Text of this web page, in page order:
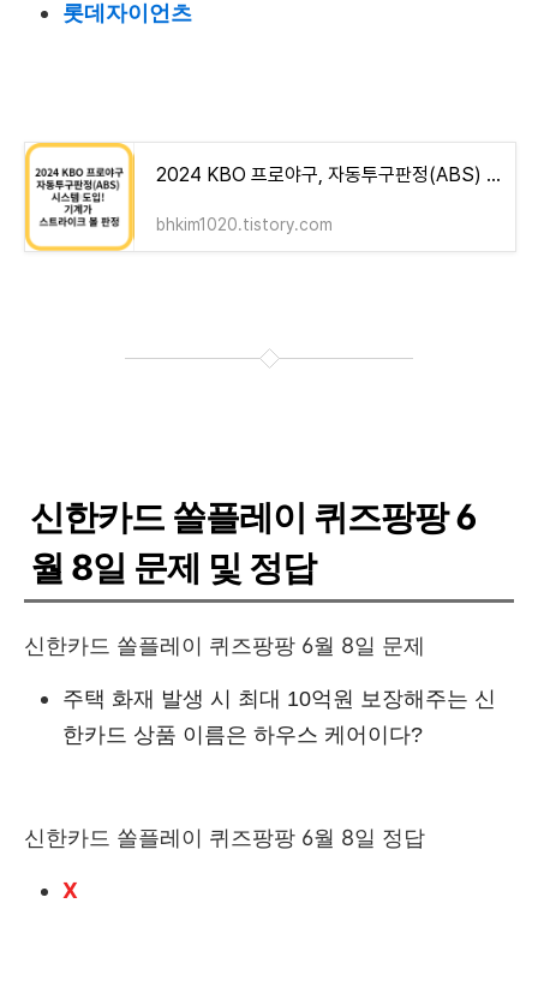
롯데자이언츠
2024 KBO 프로야구, 자동투구판정(ABS) 시스템 도입! 기계가 스트라이크 볼 판정
bhkim1020.tistory.com
신한카드 쏠플레이 퀴즈팡팡 6
월 8일 문제 및 정답
신한카드 쏠플레이 퀴즈팡팡 6월 8일 문제
주택 화재 발생 시 최대 10억원 보장해주는 신
한카드 상품 이름은 하우스 케어이다?
신한카드 쏠플레이 퀴즈팡팡 6월 8일 정답
X